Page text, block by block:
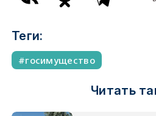
Теги:
госимущество
Читать